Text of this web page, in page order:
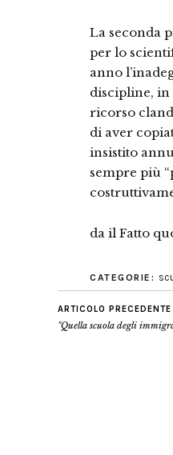
La seconda
per lo
anno
discipline, in
ricorso
di aver
insistito
sempre più
da il Fatto
CATEGORIE:
ARTICOLO PRECEDENTE
"Quella scuola degli